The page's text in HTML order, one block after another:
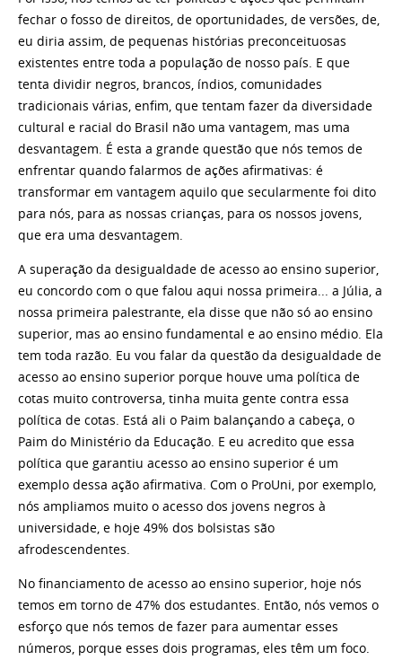
fechar o fosso de direitos, de oportunidades, de versões, de,
eu diria assim, de pequenas histórias preconceituosas
existentes entre toda a população de nosso país. E que
tenta dividir negros, brancos, índios, comunidades
tradicionais várias, enfim, que tentam fazer da diversidade
cultural e racial do Brasil não uma vantagem, mas uma
desvantagem. É esta a grande questão que nós temos de
enfrentar quando falarmos de ações afirmativas: é
transformar em vantagem aquilo que secularmente foi dito
para nós, para as nossas crianças, para os nossos jovens,
que era uma desvantagem.
A superação da desigualdade de acesso ao ensino superior,
eu concordo com o que falou aqui nossa primeira... a Júlia, a
nossa primeira palestrante, ela disse que não só ao ensino
superior, mas ao ensino fundamental e ao ensino médio. Ela
tem toda razão. Eu vou falar da questão da desigualdade de
acesso ao ensino superior porque houve uma política de
cotas muito controversa, tinha muita gente contra essa
política de cotas. Está ali o Paim balançando a cabeça, o
Paim do Ministério da Educação. E eu acredito que essa
política que garantiu acesso ao ensino superior é um
exemplo dessa ação afirmativa. Com o ProUni, por exemplo,
nós ampliamos muito o acesso dos jovens negros à
universidade, e hoje 49% dos bolsistas são
afrodescendentes.
No financiamento de acesso ao ensino superior, hoje nós
temos em torno de 47% dos estudantes. Então, nós vemos o
esforço que nós temos de fazer para aumentar esses
números, porque esses dois programas, eles têm um foco.